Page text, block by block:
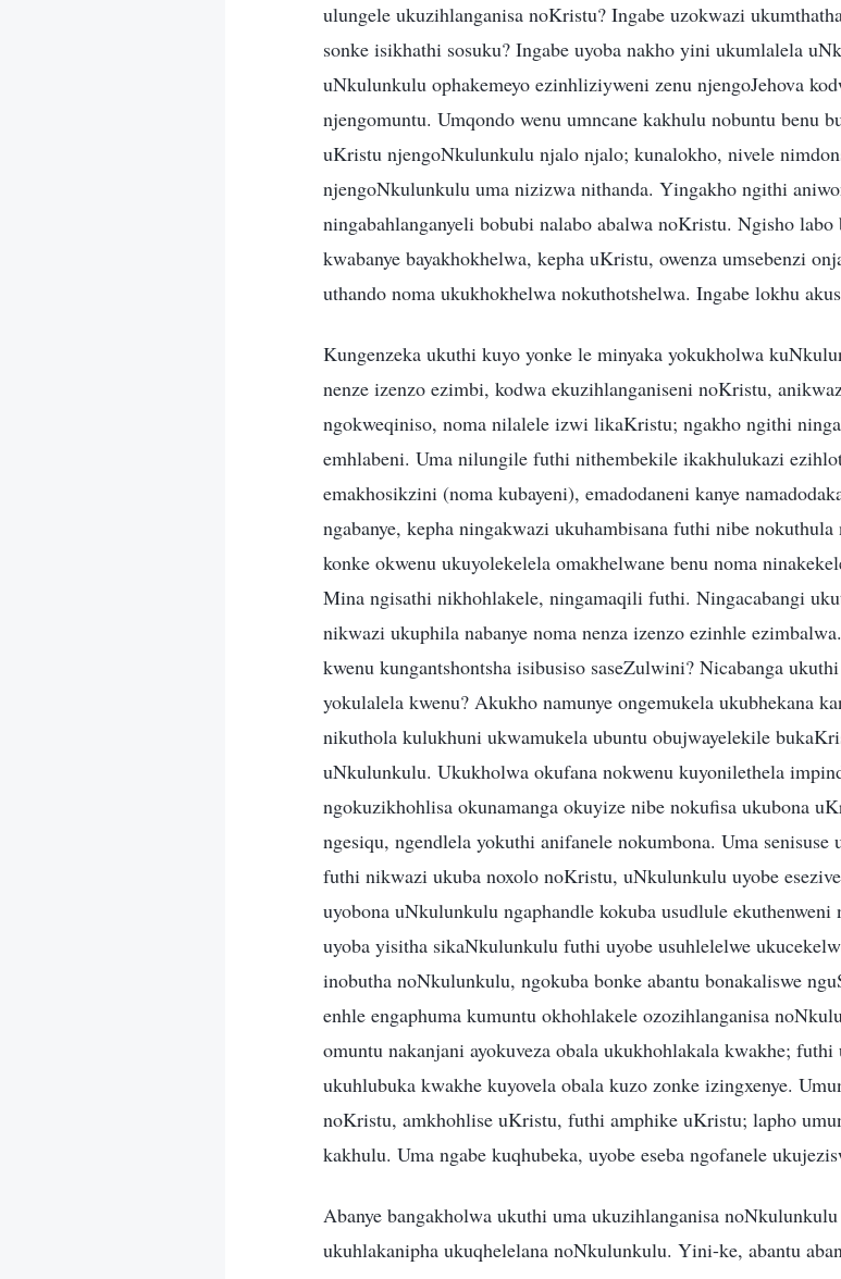
ulungele ukuzihlanganisa noKristu? Ingabe uzokwazi
sonke isikhathi sosuku? Ingabe uyoba nakho yini ukumlalela
uNkulunkulu ophakemeyo ezinhliziyweni zenu njengoJehova
njengomuntu. Umqondo wenu umncane kakhulu nobuntu benu
uKristu njengoNkulunkulu njalo njalo; kunalokho, nivele
njengoNkulunkulu uma nizizwa nithanda. Yingakho ngithi
ningabahlanganyeli bobubi nalabo abalwa noKristu. Ngisho
kwabanye bayakhokhelwa, kepha uKristu, owenza umsebenzi
uthando noma ukukhokhelwa nokuthotshelwa. Ingabe lokhu
Kungenzeka ukuthi kuyo yonke le minyaka yokukholwa
nenze izenzo ezimbi, kodwa ekuzihlanganiseni noKristu,
ngokweqiniso, noma nilalele izwi likaKristu; ngakho ngithi
emhlabeni. Uma nilungile futhi nithembekile ikakhulukazi
emakhosikzini (noma kubayeni), emadodaneni kanye
ngabanye, kepha ningakwazi ukuhambisana futhi nibe
konke okwenu ukuyolekelela omakhelwane benu noma
Mina ngisathi nikhohlakele, ningamaqili futhi. Ningacabangi
nikwazi ukuphila nabanye noma nenza izenzo ezinhle
kwenu kungantshontsha isibusiso saseZulwini? Nicabanga
yokulalela kwenu? Akukho namunye ongemukela ukubhekana
nikuthola kulukhuni ukwamukela ubuntu obujwayelekile
uNkulunkulu. Ukukholwa okufana nokwenu kuyonilethela
ngokuzikhohlisa okunamanga okuyize nibe nokufisa ukubona
ngesiqu, ngendlela yokuthi anifanele nokumbona. Uma
futhi nikwazi ukuba noxolo noKristu, uNkulunkulu uyobe
uyobona uNkulunkulu ngaphandle kokuba usudlule
uyoba yisitha sikaNkulunkulu futhi uyobe usuhlelelwe
inobutha noNkulunkulu, ngokuba bonke abantu bonakaliswe
enhle engaphuma kumuntu okhohlakele ozozihlanganisa
omuntu nakanjani ayokuveza obala ukukhohlakala kwakhe;
ukuhlubuka kwakhe kuyovela obala kuzo zonke izingxenye.
noKristu, amkhohlise uKristu, futhi amphike uKristu; lapho
kakhulu. Uma ngabe kuqhubeka, uyobe eseba ngofanele
Abanye bangakholwa ukuthi uma ukuzihlanganisa
ukuhlakanipha ukuqhelelana noNkulunkulu. Yini-ke, abantu